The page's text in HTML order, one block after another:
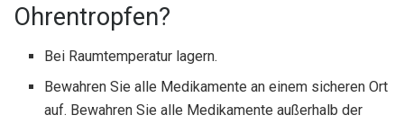
Ohrentropfen?
Bei Raumtemperatur lagern.
Bewahren Sie alle Medikamente an einem sicheren Ort
auf. Bewahren Sie alle Medikamente außerhalb der